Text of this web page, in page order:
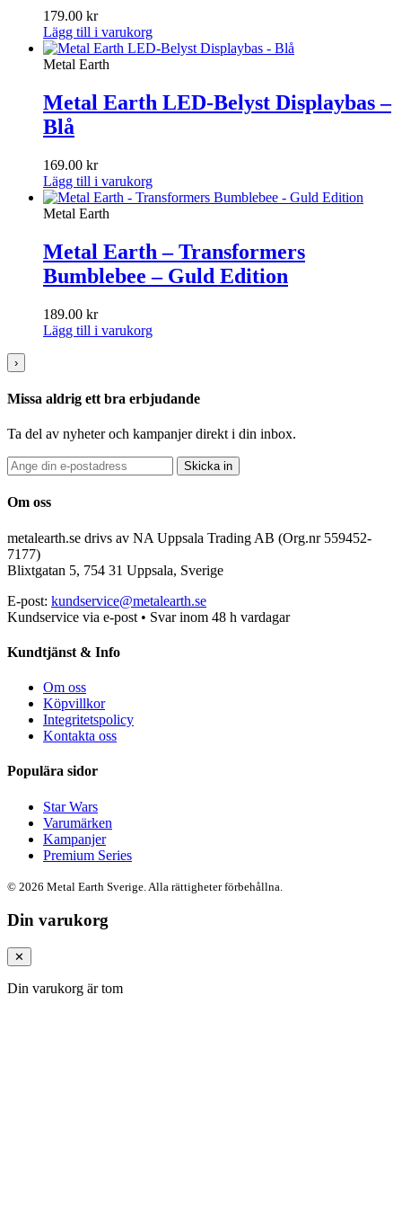
179.00 kr
Lägg till i varukorg
Metal Earth
Metal Earth LED-Belyst Displaybas –
Blå
169.00 kr
Lägg till i varukorg
Metal Earth
Metal Earth – Transformers
Bumblebee – Guld Edition
189.00 kr
Lägg till i varukorg
›
Missa aldrig ett bra erbjudande
Ta del av nyheter och kampanjer direkt i din inbox.
Skicka in
Om oss
metalearth.se drivs av NA Uppsala Trading AB (Org.nr 559452-
7177)
Blixtgatan 5, 754 31 Uppsala, Sverige
E-post: kundservice@metalearth.se
Kundservice via e-post • Svar inom 48 h vardagar
Kundtjänst & Info
Om oss
Köpvillkor
Integritetspolicy
Kontakta oss
Populära sidor
Star Wars
Varumärken
Kampanjer
Premium Series
© 2026 Metal Earth Sverige. Alla rättigheter förbehållna.
Din varukorg
✕
Din varukorg är tom